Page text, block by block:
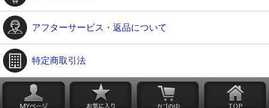
アフターサービス・返品について
特定商取引法